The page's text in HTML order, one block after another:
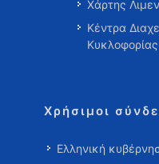
Χάρτης
Κέντρα
Χρήσιμοι
Ελληνική